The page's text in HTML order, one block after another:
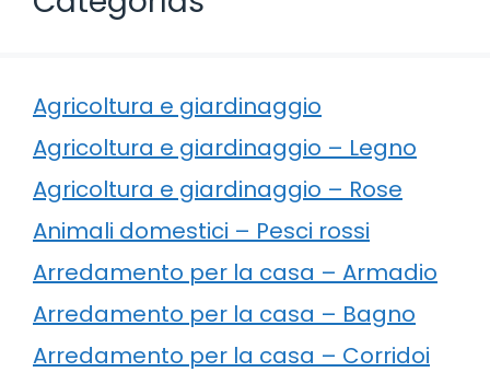
Agricoltura e giardinaggio
Agricoltura e giardinaggio – Legno
Agricoltura e giardinaggio – Rose
Animali domestici – Pesci rossi
Arredamento per la casa – Armadio
Arredamento per la casa – Bagno
Arredamento per la casa – Corridoi